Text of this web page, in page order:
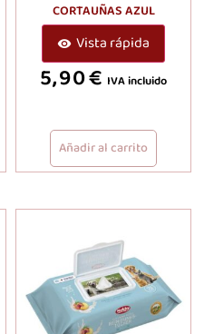
CORTAUÑAS AZUL
Vista rápida
5,90€ IVA incluido
Añadir al carrito